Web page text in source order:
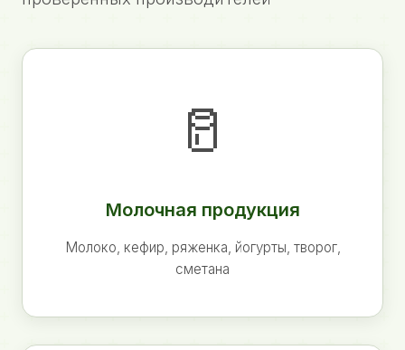
🥛
Молочная продукция
Молоко, кефир, ряженка, йогурты, творог,
сметана